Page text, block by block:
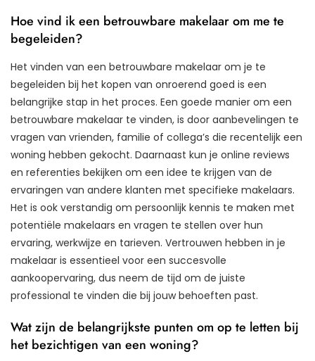
Hoe vind ik een betrouwbare makelaar om me te
begeleiden?
Het vinden van een betrouwbare makelaar om je te
begeleiden bij het kopen van onroerend goed is een
belangrijke stap in het proces. Een goede manier om een
betrouwbare makelaar te vinden, is door aanbevelingen te
vragen van vrienden, familie of collega’s die recentelijk een
woning hebben gekocht. Daarnaast kun je online reviews
en referenties bekijken om een idee te krijgen van de
ervaringen van andere klanten met specifieke makelaars.
Het is ook verstandig om persoonlijk kennis te maken met
potentiële makelaars en vragen te stellen over hun
ervaring, werkwijze en tarieven. Vertrouwen hebben in je
makelaar is essentieel voor een succesvolle
aankoopervaring, dus neem de tijd om de juiste
professional te vinden die bij jouw behoeften past.
Wat zijn de belangrijkste punten om op te letten bij
het bezichtigen van een woning?